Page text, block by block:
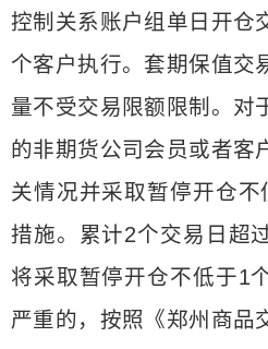
控制关系账户组单日开仓
个客户执行。套期保值交
量不受交易限额限制。对
的非期货公司会员或者客
关情况并采取暂停开仓
措施。累计2个交易日超
将采取暂停开仓不低于1
严重的，按照《郑州商品